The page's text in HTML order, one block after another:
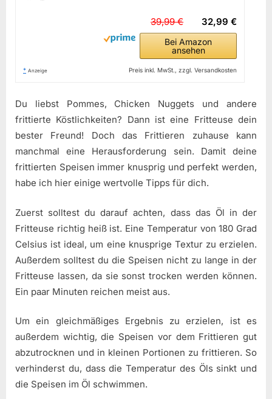
32,99 €
39,99 €
Bei Amazon
ansehen
* Anzeige Preis inkl. MwSt., zzgl. Versandkosten
Du liebst Pommes, Chicken Nuggets und andere
frittierte Köstlichkeiten? Dann ist eine Fritteuse dein
bester Freund! Doch das Frittieren zuhause kann
manchmal eine Herausforderung sein. Damit deine
frittierten Speisen immer knusprig und perfekt werden,
habe ich hier einige wertvolle Tipps für dich.
Zuerst solltest du darauf achten, dass das Öl in der
Fritteuse richtig heiß ist. Eine Temperatur von 180 Grad
Celsius ist ideal, um eine knusprige Textur zu erzielen.
Außerdem solltest du die Speisen nicht zu lange in der
Fritteuse lassen, da sie sonst trocken werden können.
Ein paar Minuten reichen meist aus.
Um ein gleichmäßiges Ergebnis zu erzielen, ist es
außerdem wichtig, die Speisen vor dem Frittieren gut
abzutrocknen und in kleinen Portionen zu frittieren. So
verhinderst du, dass die Temperatur des Öls sinkt und
die Speisen im Öl schwimmen.